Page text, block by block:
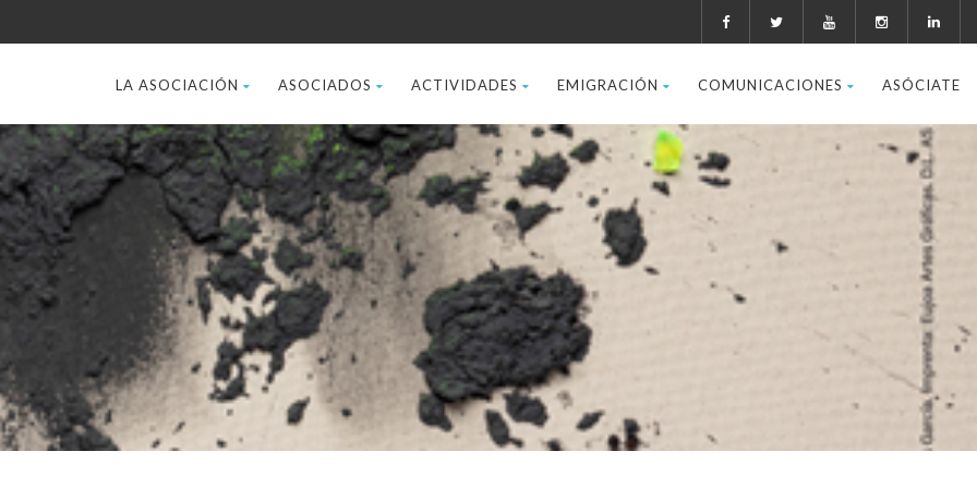
LA ASOCIACIÓN ASOCIADOS ACTIVIDADES EMIGRACIÓN COMUNICACIONES ASÓCIATE